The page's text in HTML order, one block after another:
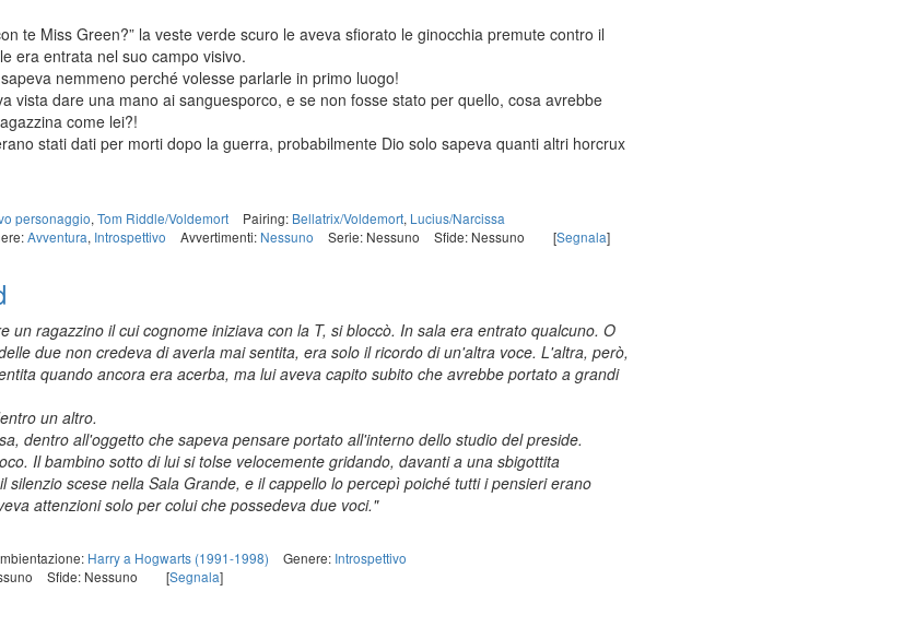
te Miss Green?” la veste verde scuro le aveva sfiorato le ginocchia premute contro il
era entrata nel suo campo visivo.
nemmeno perché volesse parlarle in primo luogo!
vista dare una mano ai sanguesporco, e se non fosse stato per quello, cosa avrebbe
come lei?!
stati dati per morti dopo la guerra, probabilmente Dio solo sapeva quanti altri horcrux
personaggio, Tom Riddle/Voldemort Pairing: Bellatrix/Voldemort, Lucius/Narcissa
Avventura, Introspettivo Avvertimenti: Nessuno Serie: Nessuno Sfide: Nessuno [Segnala]
un ragazzino il cui cognome iniziava con la T, si bloccò. In sala era entrato qualcuno. O
due non credeva di averla mai sentita, era solo il ricordo di un'altra voce. L'altra, però,
quando ancora era acerba, ma lui aveva capito subito che avrebbe portato a grandi
un altro.
dentro all'oggetto che sapeva pensare portato all'interno dello studio del preside.
Il bambino sotto di lui si tolse velocemente gridando, davanti a una sbigottita
scese nella Sala Grande, e il cappello lo percepì poiché tutti i pensieri erano
attenzioni solo per colui che possedeva due voci."
Harry a Hogwarts (1991-1998) Genere: Introspettivo
Sfide: Nessuno [Segnala]